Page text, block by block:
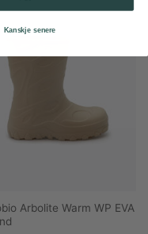
Arbolite Warm WP EVA
Kanskje senere